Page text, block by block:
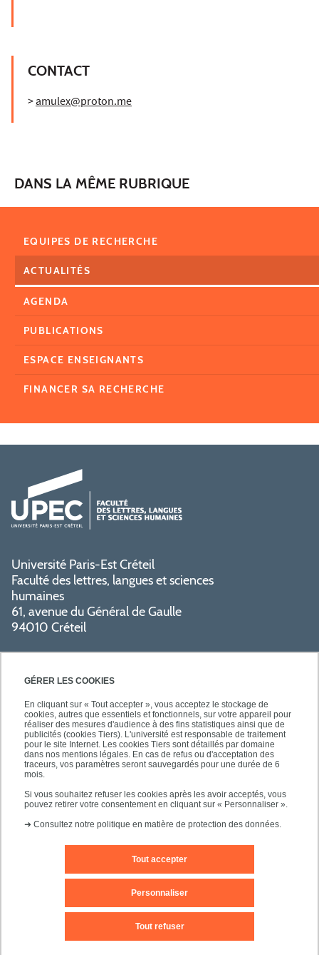
GÉRER LES COOKIES
En cliquant sur « Tout accepter », vous acceptez le stockage de
cookies, autres que essentiels et fonctionnels, sur votre appareil pour
réaliser des mesures d'audience à des fins statistiques ainsi que de
publicités (cookies Tiers). L'université est responsable de traitement
pour le site Internet. Les cookies Tiers sont détaillés par domaine
dans nos mentions légales. En cas de refus ou d'acceptation des
traceurs, vos paramètres seront sauvegardés pour une durée de 6
mois.
Si vous souhaitez refuser les cookies après les avoir acceptés, vous
pouvez retirer votre consentement en cliquant sur « Personnaliser ».
➜ Consultez notre politique en matière de protection des données.
Tout accepter
Tout refuser
Personnaliser
CONTACT
>amulex@proton.me
DANS LA MÊME RUBRIQUE
EQUIPES DE RECHERCHE
ACTUALITÉS
AGENDA
PUBLICATIONS
ESPACE ENSEIGNANTS
FINANCER SA RECHERCHE
Université Paris-Est Créteil
Faculté des lettres, langues et sciences
humaines
61, avenue du Général de Gaulle
94010 Créteil
PRATIQUE
NOS FORMATIONS
Nous contacter
Plans d'accès Plan du site